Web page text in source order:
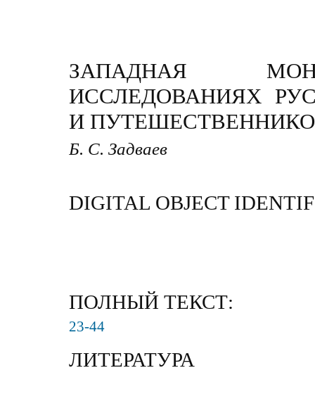
ЗАПАДНАЯ
ИССЛЕДОВАНИЯХ
И
Б. С. Задваев
DIGITAL OBJECT
ПОЛНЫЙ ТЕКСТ:
23-44
ЛИТЕРАТУРА